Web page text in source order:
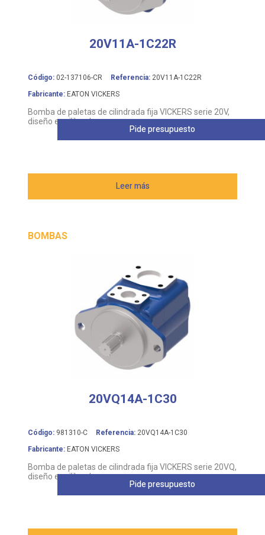
20V11A-1C22R
Código: 02-137106-CR Referencia: 20V11A-1C22R
Fabricante: EATON VICKERS
Bomba de paletas de cilindrada fija VICKERS serie 20V,
diseño equilibrado
Leer más
Pide presupuesto
BOMBAS
20VQ14A-1C30
Código: 981310-C Referencia: 20VQ14A-1C30
Fabricante: EATON VICKERS
Bomba de paletas de cilindrada fija VICKERS serie 20VQ,
diseño equilibrado
Pide presupuesto